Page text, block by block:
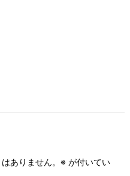
ありません。 ※ が付いてい